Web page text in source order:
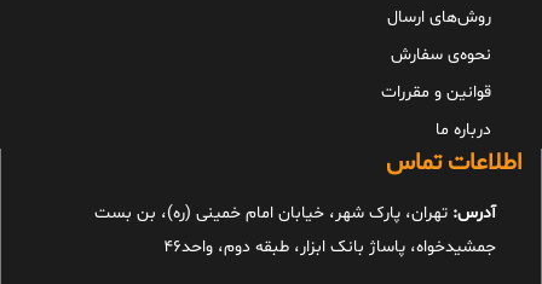
روش‌های ارسال
نحوه‌ی سفارش
قوانین و مقررات
درباره ما
اطلاعات تماس
آدرس: تهران، پارک شهر، خیابان امام خمینی (ره)، بن بست
جمشیدخواه، پاساژ بانک ابزار، طبقه دوم، واحد46